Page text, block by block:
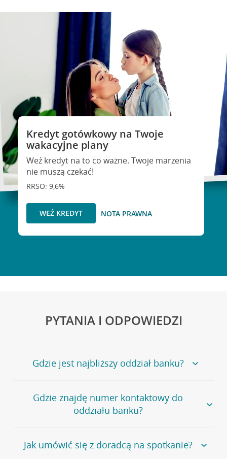
Kredyt gotówkowy na Twoje
wakacyjne plany
Weź kredyt na to co ważne. Twoje marzenia
nie muszą czekać!
RRSO: 9,6%
WEŹ KREDYT NOTA PRAWNA
PYTANIA I ODPOWIEDZI
Gdzie jest najbliższy oddział banku?
Jeśli szukasz oddziału naszego banku, zapraszamy na
stronęPlacówki i bankomaty, na której znajduje się
wygodna wyszukiwarka.
oddziałów
Gdzie znajdę numer kontaktowy do
oddziału banku?
Bank Credit Agricole nie udostępnia ogólnego numeru
telefonu do placówki bankowej.
Jak umówić się z doradcą na spotkanie?